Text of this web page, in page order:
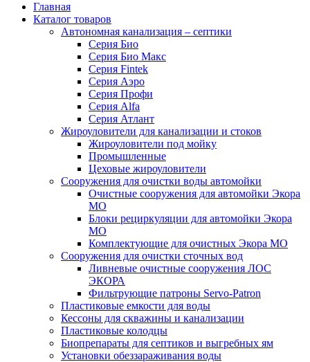
Главная
Каталог товаров
Автономная канализация – септики
Серия Био
Серия Био Макс
Серия Fintek
Серия Аэро
Серия Профи
Серия Alfa
Серия Атлант
Жироуловители для канализации и стоков
Жироуловители под мойку
Промышленные
Цеховые жироуловители
Сооружения для очистки воды автомойки
Очистные сооружения для автомойки Экора
МО
Блоки рециркуляции для автомойки Экора
МО
Комплектующие для очистных Экора МО
Сооружения для очистки сточных вод
Ливневые очистные сооружения ЛОС
ЭКОРА
Фильтрующие патроны Servo-Patron
Пластиковые емкости для воды
Кессоны для скважины и канализации
Пластиковые колодцы
Биопрепараты для септиков и выгребных ям
Установки обеззараживания воды